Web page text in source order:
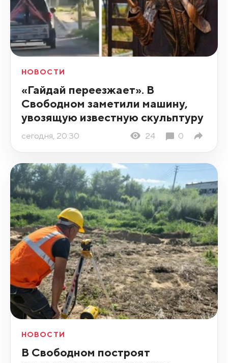
НОВОСТИ
«Гайдай переезжает». В
Свободном заметили машину,
увозящую известную скульптуру
сегодня, 20:30 24 0
НОВОСТИ
В Свободном построят